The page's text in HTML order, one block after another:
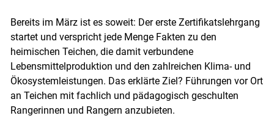
Bereits im März ist es soweit: Der erste Zertifikatslehrgang
startet und verspricht jede Menge Fakten zu den
heimischen Teichen, die damit verbundene
Lebensmittelproduktion und den zahlreichen Klima- und
Ökosystemleistungen. Das erklärte Ziel? Führungen vor Ort
an Teichen mit fachlich und pädagogisch geschulten
Rangerinnen und Rangern anzubieten.